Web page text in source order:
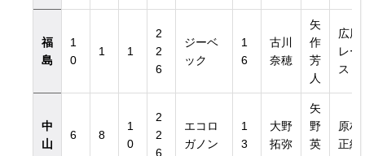
福
島
1
0
1 1
2
2
6
ジーベ
ック
1
6
古川
奈穂
矢
作
芳
人
広尾
レー
ス
中
山
6 8
1
0
2
2
6
エコロ
ガノン
1
3
大野
拓弥
矢
野
英
原村
正紀